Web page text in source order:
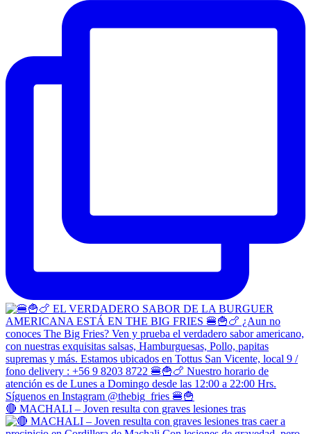
🔴 MACHALI – Joven resulta con graves lesiones tras